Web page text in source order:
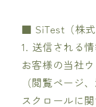
■ SiTest（株
1. 送信される
お客様の当社
（閲覧ページ
スクロールに